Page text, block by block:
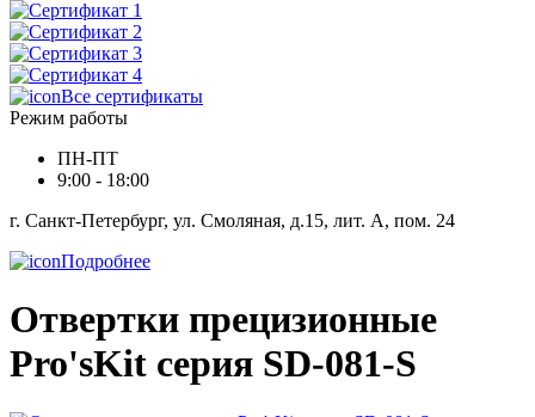
Все сертификаты
Режим работы
ПН-ПТ
9:00 - 18:00
г. Санкт-Петербург, ул. Смоляная, д.15, лит. А, пом. 24
Подробнее
Отвертки прецизионные
Pro'sKit серия SD-081-S